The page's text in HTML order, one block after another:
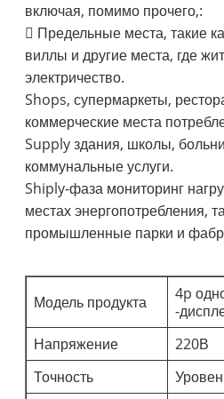
включая, помимо прочего,:
 Предельные места, такие
виллы и другие места, где
электричество.
Shops, супермаркеты,
коммерческие места
Supply здания, школы,
коммунальные услуги.
Shiply-фаза мониторинг
местах энергопотребления,
промышленные парки и
Модель продукта
4p
-
Напряжение
220В
Точность